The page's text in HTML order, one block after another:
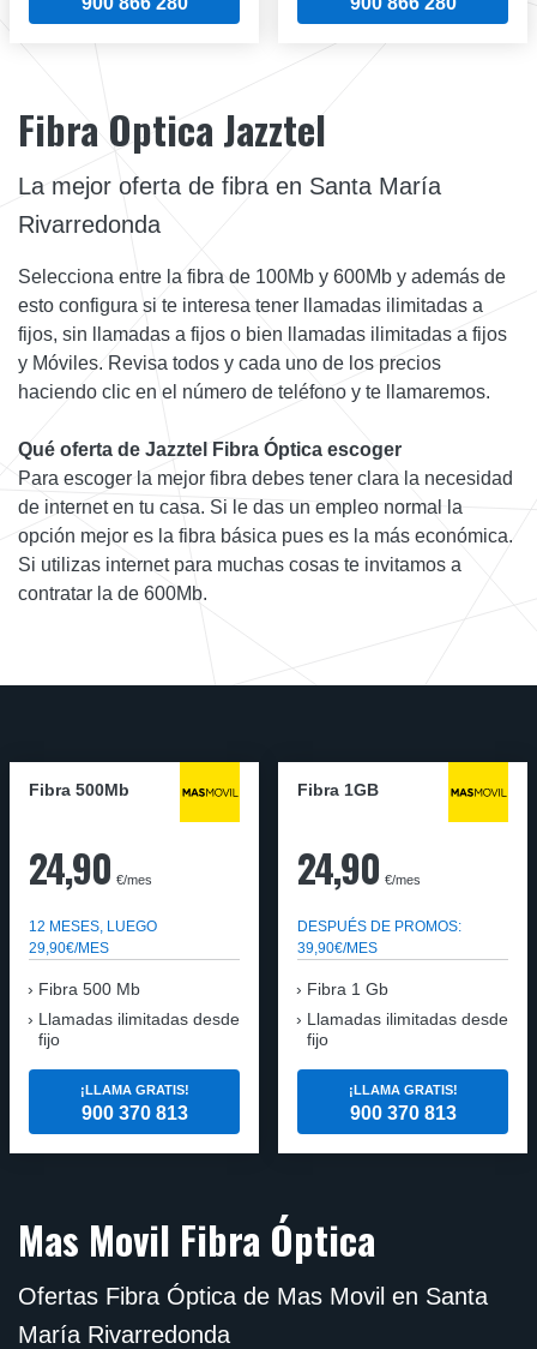
Fibra Optica Jazztel
La mejor oferta de fibra en Santa María
Rivarredonda
Selecciona entre la fibra de 100Mb y 600Mb y además de
esto configura si te interesa tener llamadas ilimitadas a
fijos, sin llamadas a fijos o bien llamadas ilimitadas a fijos
y Móviles. Revisa todos y cada uno de los precios
haciendo clic en el número de teléfono y te llamaremos.
Qué oferta de Jazztel Fibra Óptica escoger
Para escoger la mejor fibra debes tener clara la necesidad
de internet en tu casa. Si le das un empleo normal la
opción mejor es la fibra básica pues es la más económica.
Si utilizas internet para muchas cosas te invitamos a
contratar la de 600Mb.
Fibra 500Mb
24,90 €/mes
12 MESES, LUEGO
29,90€/MES
Fibra 500 Mb
Llamadas ilimitadas desde
fijo
¡LLAMA GRATIS!
900 370 813
Fibra 1GB
24,90 €/mes
DESPUÉS DE PROMOS:
39,90€/MES
Fibra 1 Gb
Llamadas ilimitadas desde
fijo
¡LLAMA GRATIS!
900 370 813
Mas Movil Fibra Óptica
Ofertas Fibra Óptica de Mas Movil en Santa
María Rivarredonda